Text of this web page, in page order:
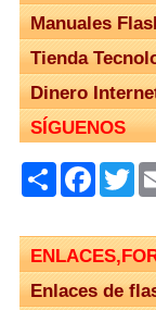
Manuales
Tienda
Dinero
SÍGUENOS
Share
Enlaces de